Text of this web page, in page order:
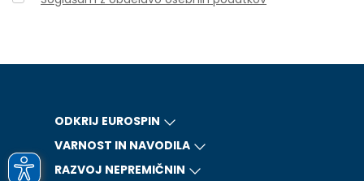
ODKRIJ EUROSPIN
VARNOST IN NAVODILA
RAZVOJ NEPREMIČNIN